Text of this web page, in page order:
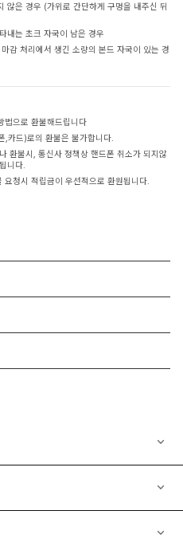
않은 경우 (가위로 간단하게 구멍을 내주신 뒤
내는 초크 자국이 남은 경우
감 처리에서 생긴 소량의 본드 자국이 있는 경
법으로 환불해드립니다
,카드)로의 환불은 불가합니다.
환불시, 통신사 정책상 핸드폰 취소가 되지않
니다.
청시 적립금이 우선적으로 환원됩니다.